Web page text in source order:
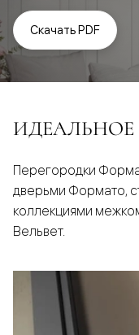
Скачать PDF
Перегородки
дверьми Формато,
коллекциями
Вельвет.